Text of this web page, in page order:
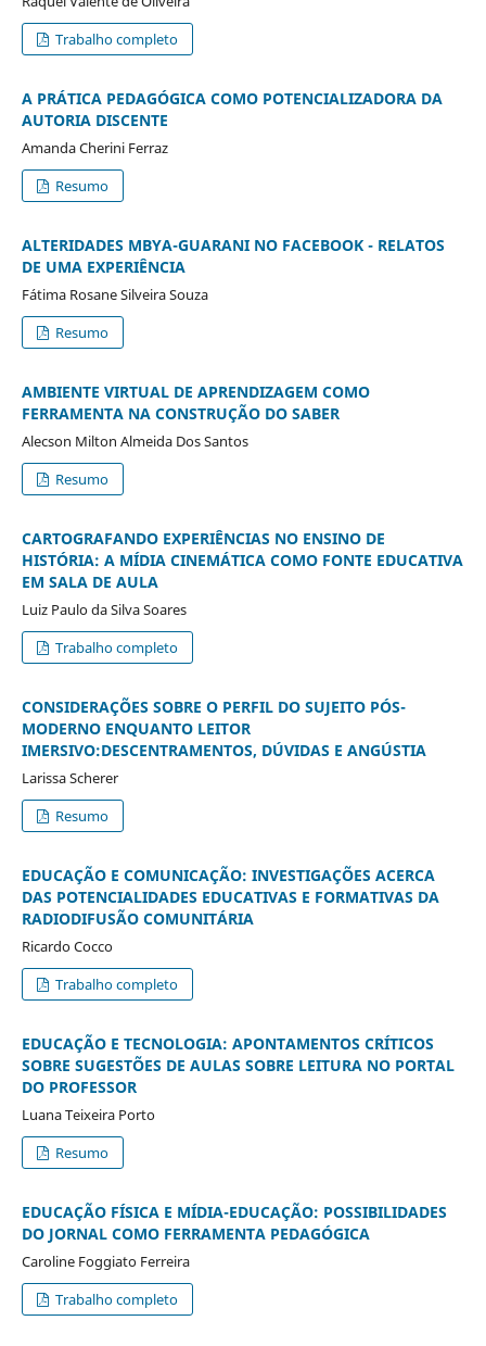
Trabalho completo
A PRÁTICA PEDAGÓGICA COMO POTENCIALIZADORA DA
AUTORIA DISCENTE
Amanda Cherini Ferraz
Resumo
ALTERIDADES MBYA-GUARANI NO FACEBOOK - RELATOS
DE UMA EXPERIÊNCIA
Fátima Rosane Silveira Souza
Resumo
AMBIENTE VIRTUAL DE APRENDIZAGEM COMO
FERRAMENTA NA CONSTRUÇÃO DO SABER
Alecson Milton Almeida Dos Santos
Resumo
CARTOGRAFANDO EXPERIÊNCIAS NO ENSINO DE
HISTÓRIA: A MÍDIA CINEMÁTICA COMO FONTE EDUCATIVA
EM SALA DE AULA
Luiz Paulo da Silva Soares
Trabalho completo
CONSIDERAÇÕES SOBRE O PERFIL DO SUJEITO PÓS-
MODERNO ENQUANTO LEITOR
IMERSIVO:DESCENTRAMENTOS, DÚVIDAS E ANGÚSTIA
Larissa Scherer
Resumo
EDUCAÇÃO E COMUNICAÇÃO: INVESTIGAÇÕES ACERCA
DAS POTENCIALIDADES EDUCATIVAS E FORMATIVAS DA
RADIODIFUSÃO COMUNITÁRIA
Ricardo Cocco
Trabalho completo
EDUCAÇÃO E TECNOLOGIA: APONTAMENTOS CRÍTICOS
SOBRE SUGESTÕES DE AULAS SOBRE LEITURA NO PORTAL
DO PROFESSOR
Luana Teixeira Porto
Resumo
EDUCAÇÃO FÍSICA E MÍDIA-EDUCAÇÃO: POSSIBILIDADES
DO JORNAL COMO FERRAMENTA PEDAGÓGICA
Caroline Foggiato Ferreira
Trabalho completo